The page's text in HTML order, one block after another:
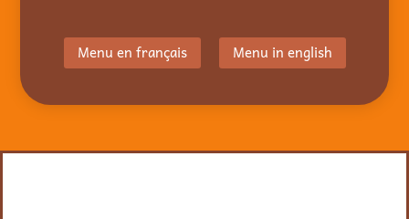
Menu en français Menu in english